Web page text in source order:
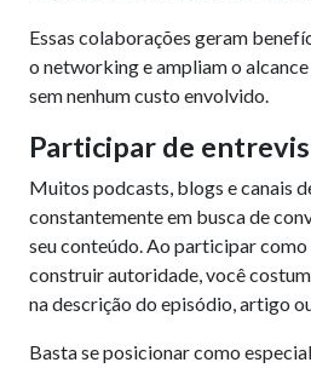
Essas colaborações geram
o networking e ampliam o
sem nenhum custo envolvido.
Participar de
Muitos podcasts, blogs e canais
constantemente em busca de
seu conteúdo. Ao participar
construir autoridade, você
na descrição do episódio, artigo
Basta se posicionar como